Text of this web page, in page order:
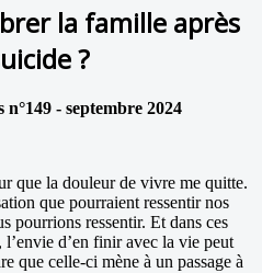
la famille après
?
- septembre 2024
que la douleur de vivre me quitte.
que pourraient ressentir nos
pourrions ressentir. Et dans ces
l’envie d’en finir avec la vie peut
que celle-ci mène à un passage à